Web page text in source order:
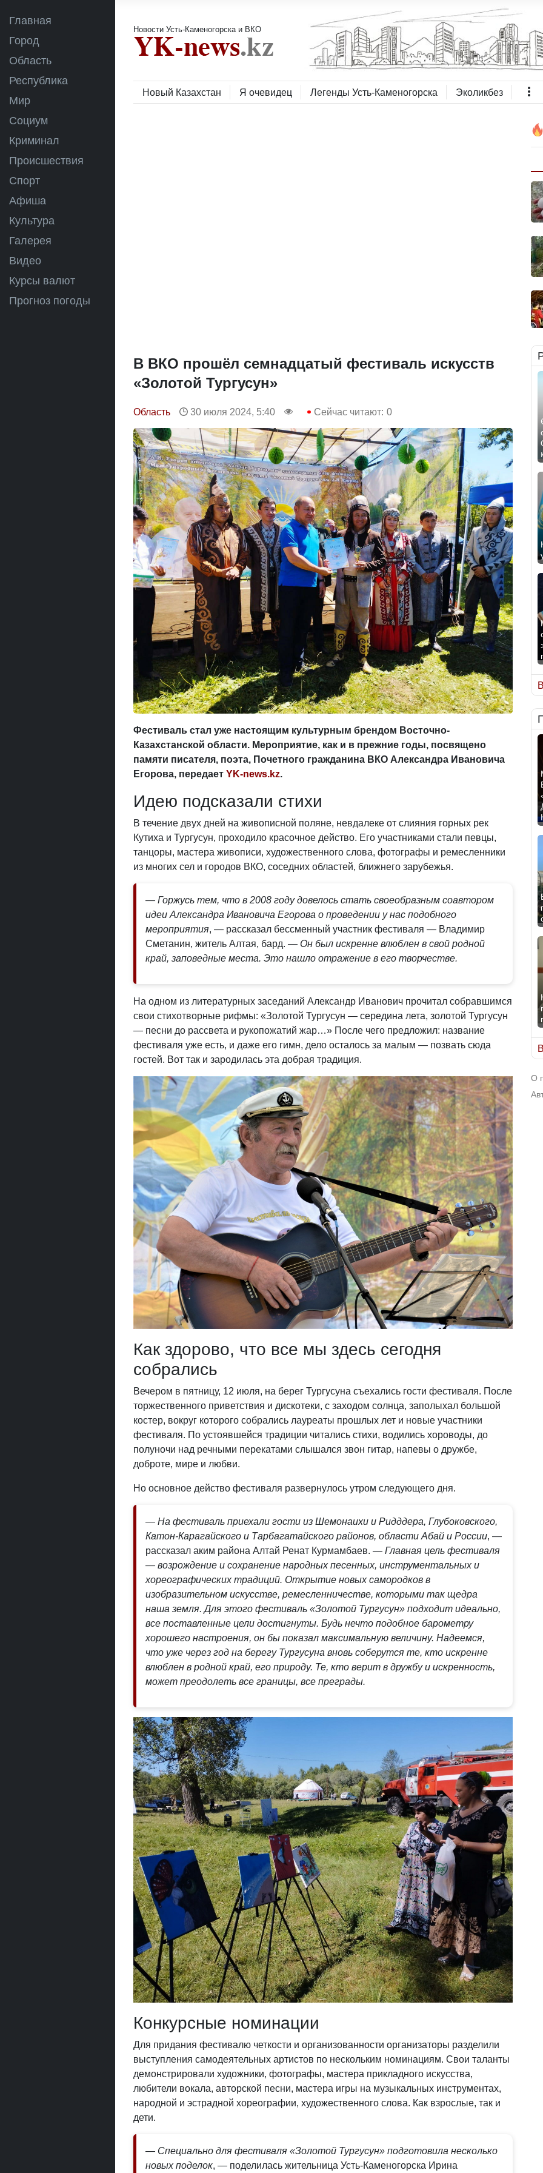
Главная
Город
Область
Республика
Мир
Социум
Криминал
Происшествия
Спорт
Афиша
Культура
Галерея
Видео
Курсы валют
Прогноз погоды
Новости Усть-Каменогорска и ВКО
Новый Казахстан Я очевидец Легенды Усть-Каменогорска Эколикбез
В ВКО прошёл семнадцатый фестиваль искусств
«Золотой Тургусун»
Область 30 июля 2024, 5:40 Сейчас читают: 0
Фестиваль стал уже настоящим культурным брендом Восточно-
Казахстанской области. Мероприятие, как и в прежние годы, посвящено
памяти писателя, поэта, Почетного гражданина ВКО Александра Ивановича
Егорова, передаетYK-news.kz.
Идею подсказали стихи
В течение двух дней на живописной поляне, невдалеке от слияния горных рек
Кутиха и Тургусун, проходило красочное действо. Его участниками стали певцы,
танцоры, мастера живописи, художественного слова, фотографы и ремесленники
из многих сел и городов ВКО, соседних областей, ближнего зарубежья.
— Горжусь тем, что в 2008 году довелось стать своеобразным соавтором
идеи Александра Ивановича Егорова о проведении у нас подобного
мероприятия, — рассказал бессменный участник фестиваля — Владимир
Сметанин, житель Алтая, бард. — Он был искренне влюблен в свой родной
край, заповедные места. Это нашло отражение в его творчестве.
На одном из литературных заседаний Александр Иванович прочитал собравшимся
свои стихотворные рифмы: «Золотой Тургусун — середина лета, золотой Тургусун
— песни до рассвета и рукопожатий жар…» После чего предложил: название
фестиваля уже есть, и даже его гимн, дело осталось за малым — позвать сюда
гостей. Вот так и зародилась эта добрая традиция.
Как здорово, что все мы здесь сегодня
собрались
Вечером в пятницу, 12 июля, на берег Тургусуна съехались гости фестиваля. После
торжественного приветствия и дискотеки, с заходом солнца, заполыхал большой
костер, вокруг которого собрались лауреаты прошлых лет и новые участники
фестиваля. По устоявшейся традиции читались стихи, водились хороводы, до
полуночи над речными перекатами слышался звон гитар, напевы о дружбе,
доброте, мире и любви.
Но основное действо фестиваля развернулось утром следующего дня.
— На фестиваль приехали гости из Шемонаихи и Ридддера, Глубоковского,
Катон-Карагайского и Тарбагатайского районов, области Абай и России, —
рассказал аким района Алтай Ренат Курмамбаев. — Главная цель фестиваля
— возрождение и сохранение народных песенных, инструментальных и
хореографических традиций. Открытие новых самородков в
изобразительном искусстве, ремесленничестве, которыми так щедра
наша земля. Для этого фестиваль «Золотой Тургусун» подходит идеально,
все поставленные цели достигнуты. Будь нечто подобное барометру
хорошего настроения, он бы показал максимальную величину. Надеемся,
что уже через год на берегу Тургусуна вновь соберутся те, кто искренне
влюблен в родной край, его природу. Те, кто верит в дружбу и искренность,
может преодолеть все границы, все преграды.
Конкурсные номинации
Для придания фестивалю четкости и организованности организаторы разделили
выступления самодеятельных артистов по нескольким номинациям. Свои таланты
демонстрировали художники, фотографы, мастера прикладного искусства,
любители вокала, авторской песни, мастера игры на музыкальных инструментах,
народной и эстрадной хореографии, художественного слова. Как взрослые, так и
дети.
— Специально для фестиваля «Золотой Тургусун» подготовила несколько
новых поделок, — поделилась жительница Усть-Каменогорска Ирина
О